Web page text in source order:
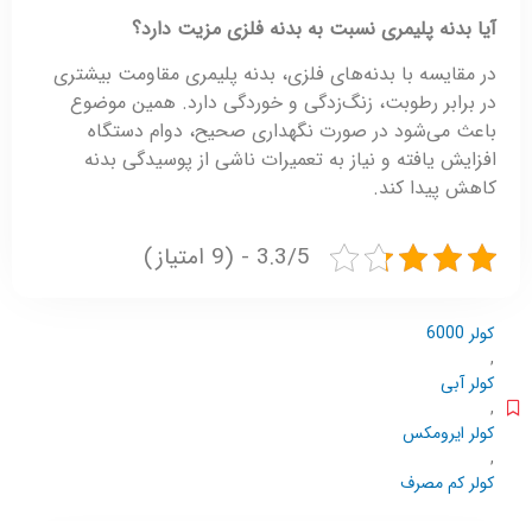
آیا بدنه پلیمری نسبت به بدنه فلزی مزیت دارد؟
در مقایسه با بدنه‌های فلزی، بدنه پلیمری مقاومت بیشتری
در برابر رطوبت، زنگ‌زدگی و خوردگی دارد. همین موضوع
باعث می‌شود در صورت نگهداری صحیح، دوام دستگاه
افزایش یافته و نیاز به تعمیرات ناشی از پوسیدگی بدنه
کاهش پیدا کند.
3.3/5 - (9 امتیاز)
کولر 6000
,
کولر آبی
,
کولر ایرومکس
,
کولر کم مصرف